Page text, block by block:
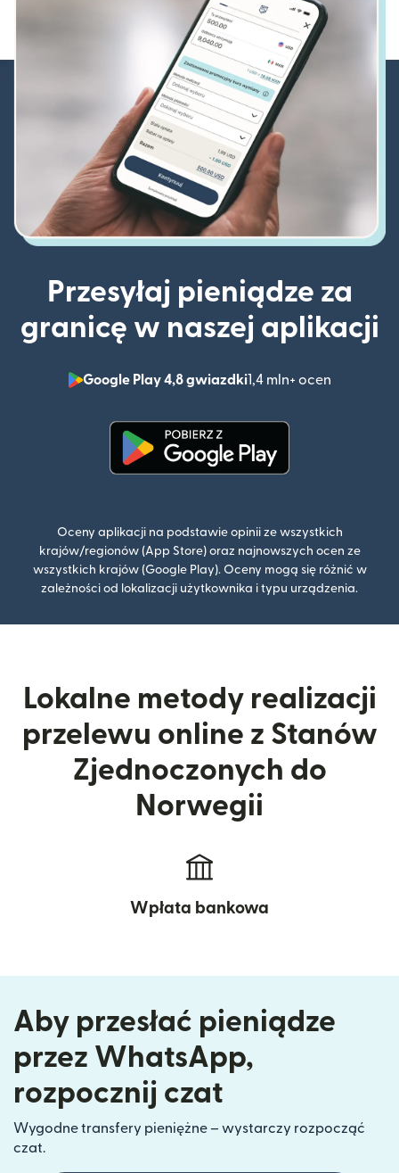
Przesyłaj pieniądze za
granicę w naszej aplikacji
Google Play 4,8 gwiazdki1,4 mln+ ocen
(otwiera
Oceny aplikacji na podstawie opinii ze wszystkich
krajów/regionów (App Store) oraz najnowszych ocen ze
wszystkich krajów (Google Play). Oceny mogą się różnić w
zależności od lokalizacji użytkownika i typu urządzenia.
Lokalne metody realizacji
przelewu online z Stanów
Zjednoczonych do
Norwegii
Wpłata bankowa
Aby przesłać pieniądze
przez WhatsApp,
rozpocznij czat
Wygodne transfery pieniężne – wystarczy rozpocząć
czat.